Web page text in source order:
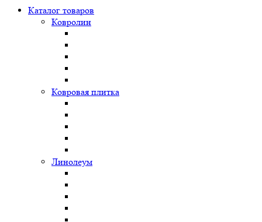
Каталог товаров
Ковролин
Ковровая плитка
Линолеум